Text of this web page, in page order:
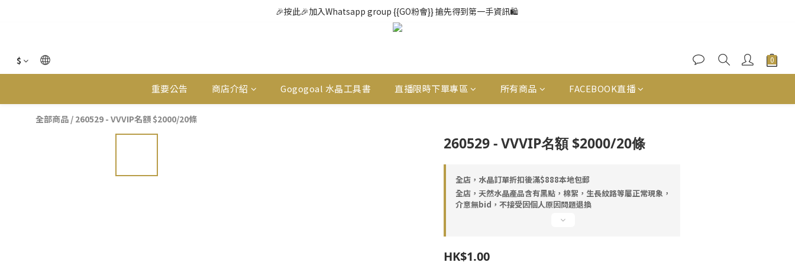
🎉按此🎉加入Whatsapp group {{GO粉會}} 搶先得到第一手資訊🛍️
$
重要公告 商店介紹 Gogogoal 水晶工具書 直播限時下單專區 所有商品 FACEBOOK直播
全部商品 / 260529 - VVVIP名額 $2000/20條
260529 - VVVIP名額 $2000/20條
全店，水晶訂單折扣後滿$888本地包郵
全店，天然水晶產品含有黑點，棉絮，生長紋路等屬正常現象，
介意無bid，不接受因個人原因問題退換
HK$1.00